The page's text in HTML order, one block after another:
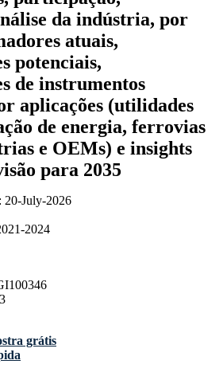
da indústria, por
atuais,
potenciais,
de instrumentos
aplicações (utilidades
de energia, ferrovias
e OEMs) e insights
para 2035
20-July-2026
2024
grátis